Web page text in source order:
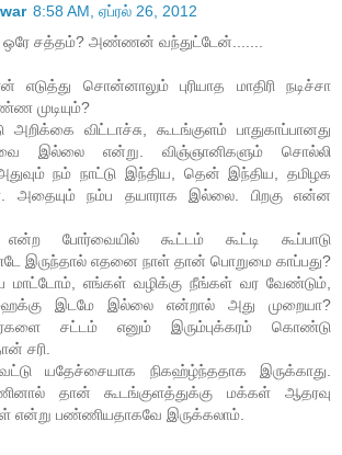
8:58 AM, ஏப்ரல் 26, 2012
சத்தம்? அண்ணன் வந்துட்டேன்.......
எடுத்து சொன்னாலும் புரியாத மாதிரி நடிச்சா
முடியும்?
அறிக்கை விட்டாச்சு, கூடங்குளம் பாதுகாப்பானது
இல்லை என்று. விஞ்ஞானிகளும் சொல்லி
நம் நாட்டு இந்திய, தென் இந்திய, தமிழக
அதையும் நம்ப தயாராக இல்லை. பிறகு என்ன
போர்வையில் கூட்டம் கூட்டி கூப்பாடு
இருந்தால் எதனை நாள் தான் பொறுமை காப்பது?
மாட்டோம், எங்கள் வழிக்கு நீங்கள் வர வேண்டும்,
இடமே இல்லை என்றால் அது முறையா?
சட்டம் எனும் இரும்புக்கரம் கொண்டு
சரி.
யதேச்சையாக நிகஹ்ழ்ந்ததாக இருக்காது.
தான் கூடங்குளத்துக்கு மக்கள் ஆதரவு
என்று பண்ணியதாகவே இருக்கலாம்.